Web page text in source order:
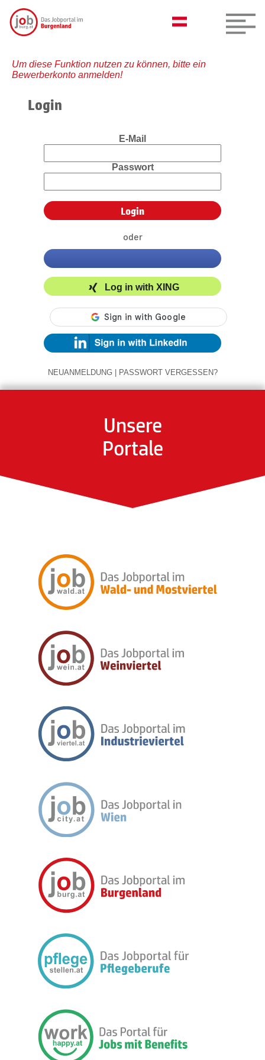
Um diese Funktion nutzen zu können, bitte ein
Bewerberkonto anmelden!
Login
E-Mail
Passwort
oder
Log in with XING
NEUANMELDUNG | PASSWORT VERGESSEN?
Unsere
Portale